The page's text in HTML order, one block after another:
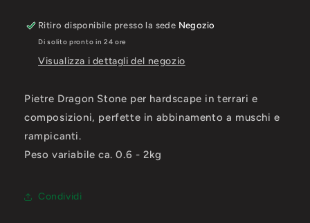
Ritiro disponibile presso la sede Negozio
Di solito pronto in 24 ore
Visualizza i dettagli del negozio
Pietre Dragon Stone per hardscape in terrari e
composizioni, perfette in abbinamento a muschi e
rampicanti.
Peso variabile ca. 0.6 - 2kg
Condividi